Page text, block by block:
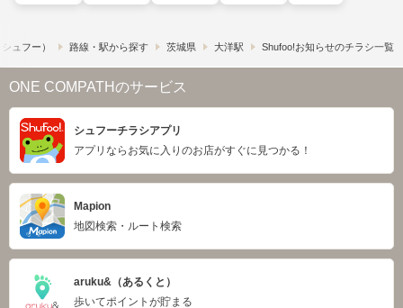
ュフー） 路線・駅から探す 茨城県 大洋駅 Shufoo!お知らせのチラシ一覧
ONE COMPATHのサービス
シュフーチラシアプリ
アプリならお気に入りのお店がすぐに見つかる！
Mapion
地図検索・ルート検索
aruku&（あるくと）
歩いてポイントが貯まる